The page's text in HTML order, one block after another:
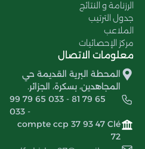
الرزنامة و النتائج
جدول الترتيب
الملاعب
مركز الإحصائيات
معلومات الاتصال
المحطة البرية القديمة حي
المجاهدين، بسكرة، الجزائر.
99 79 65 033 - 81 79 65
033 -
compte ccp 37 93 47 Clé
72